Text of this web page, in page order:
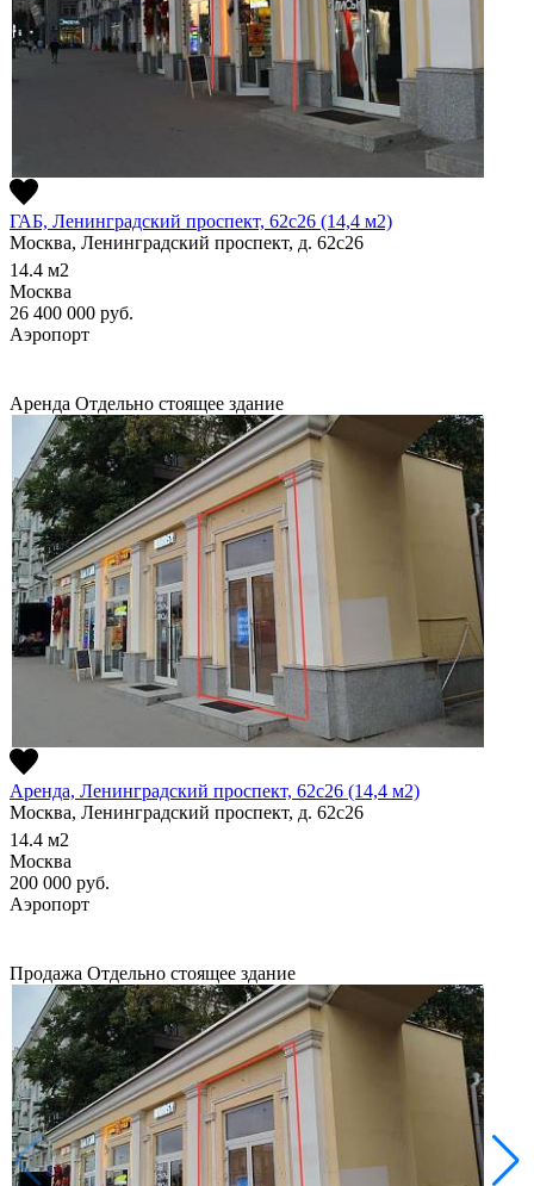
ГАБ, Ленинградский проспект, 62с26 (14,4 м2)
Москва, Ленинградский проспект, д. 62с26
14.4 м2
Москва
26 400 000 руб.
Аэропорт
Аренда Отдельно стоящее здание
Аренда, Ленинградский проспект, 62с26 (14,4 м2)
Москва, Ленинградский проспект, д. 62с26
14.4 м2
Москва
200 000 руб.
Аэропорт
Продажа Отдельно стоящее здание